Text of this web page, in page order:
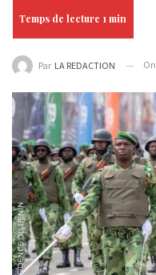
Par LA REDACTION On